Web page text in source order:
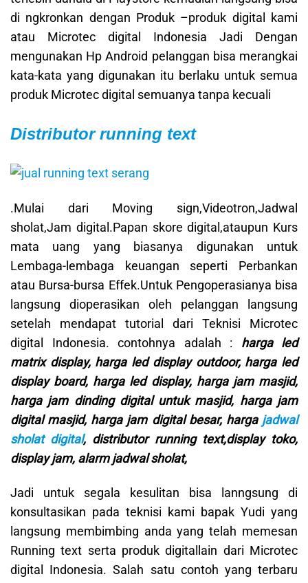
di ngkronkan dengan Produk –produk digital kami
atau Microtec digital Indonesia Jadi Dengan
mengunakan Hp Android pelanggan bisa merangkai
kata-kata yang digunakan itu berlaku untuk semua
produk Microtec digital semuanya tanpa kecuali
Distributor running text
.Mulai dari Moving sign,Videotron,Jadwal
sholat,Jam digital.Papan skore digital,ataupun Kurs
mata uang yang biasanya digunakan untuk
Lembaga-lembaga keuangan seperti Perbankan
atau Bursa-bursa Effek.Untuk Pengoperasianya bisa
langsung dioperasikan oleh pelanggan langsung
setelah mendapat tutorial dari Teknisi Microtec
digital Indonesia. contohnya adalah : harga led
matrix display, harga led display outdoor, harga led
display board, harga led display, harga jam masjid,
harga jam dinding digital untuk masjid, harga jam
digital masjid, harga jam digital besar, harga jadwal
sholat digital, distributor running text,display toko,
display jam, alarm jadwal sholat,
Jadi untuk segala kesulitan bisa lanngsung di
konsultasikan pada teknisi kami bapak Yudi yang
langsung membimbing anda yang telah memesan
Running text serta produk digitallain dari Microtec
digital Indonesia. Salah satu contoh yang terbaru